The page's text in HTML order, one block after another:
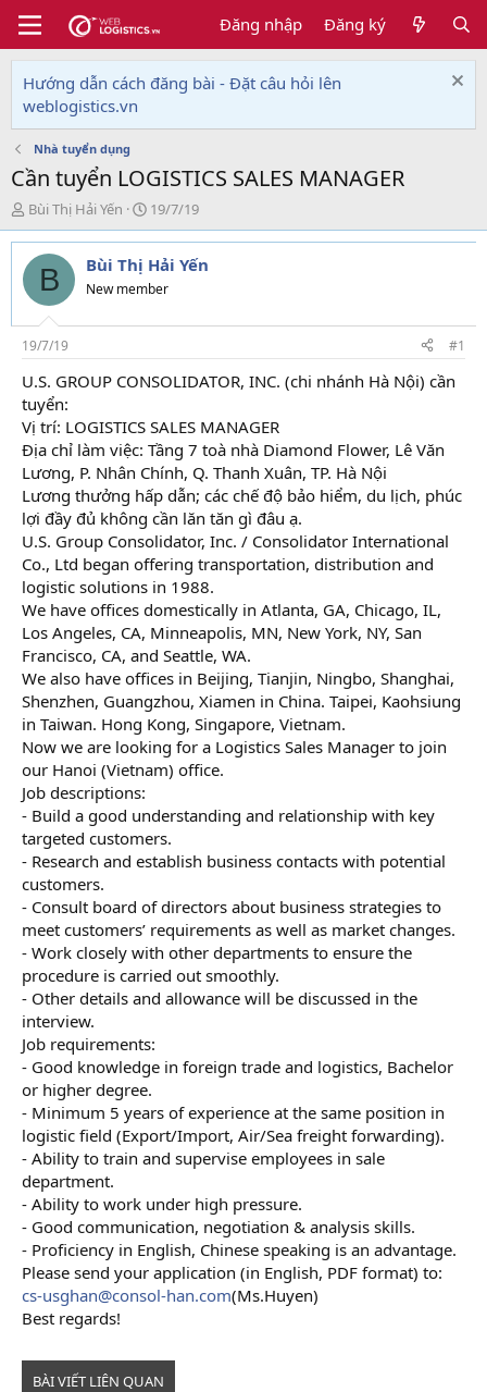
Đăng nhập Đăng ký
Hướng dẫn cách đăng bài - Đặt câu hỏi lên
weblogistics.vn
Nhà tuyển dụng
Cần tuyển LOGISTICS SALES MANAGER
T
h
r
e
d
s
t
a
r
t
e
r
Bùi Thị Hải Yến
N
g
à
y
g
i
19/7/19
B Bùi Thị Hải Yến
New member
19/7/19 #1
U.S. GROUP CONSOLIDATOR, INC. (chi nhánh Hà Nội) cần
tuyển:
Vị trí: LOGISTICS SALES MANAGER
Địa chỉ làm việc: Tầng 7 toà nhà Diamond Flower, Lê Văn
Lương, P. Nhân Chính, Q. Thanh Xuân, TP. Hà Nội
Lương thưởng hấp dẫn; các chế độ bảo hiểm, du lịch, phúc
lợi đầy đủ không cần lăn tăn gì đâu ạ.
U.S. Group Consolidator, Inc. / Consolidator International
Co., Ltd began offering transportation, distribution and
logistic solutions in 1988.
We have offices domestically in Atlanta, GA, Chicago, IL,
Los Angeles, CA, Minneapolis, MN, New York, NY, San
Francisco, CA, and Seattle, WA.
We also have offices in Beijing, Tianjin, Ningbo, Shanghai,
Shenzhen, Guangzhou, Xiamen in China. Taipei, Kaohsiung
in Taiwan. Hong Kong, Singapore, Vietnam.
Now we are looking for a Logistics Sales Manager to join
our Hanoi (Vietnam) office.
Job descriptions:
- Build a good understanding and relationship with key
targeted customers.
- Research and establish business contacts with potential
customers.
- Consult board of directors about business strategies to
meet customers’ requirements as well as market changes.
- Work closely with other departments to ensure the
procedure is carried out smoothly.
- Other details and allowance will be discussed in the
interview.
Job requirements:
- Good knowledge in foreign trade and logistics, Bachelor
or higher degree.
- Minimum 5 years of experience at the same position in
logistic field (Export/Import, Air/Sea freight forwarding).
- Ability to train and supervise employees in sale
department.
- Ability to work under high pressure.
- Good communication, negotiation & analysis skills.
- Proficiency in English, Chinese speaking is an advantage.
Please send your application (in English, PDF format) to:
cs-usghan@consol-han.com(Ms.Huyen)
Best regards!
BÀI VIẾT LIÊN QUAN